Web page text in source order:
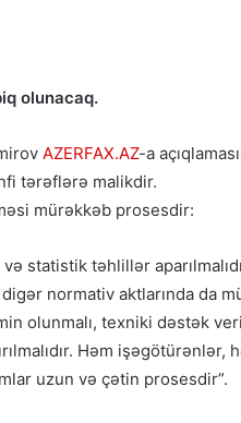
olunacaq.
AZERFAX.AZ-a
tərəflərə malikdir.
mürəkkəb prosesdir:
statistik təhlillər
normativ aktlarında da
olunmalı, texniki dəstək
Həm işəgötürənlər,
uzun və çətin prosesdir”.